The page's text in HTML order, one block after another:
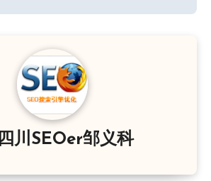
四川SEOer邹义科